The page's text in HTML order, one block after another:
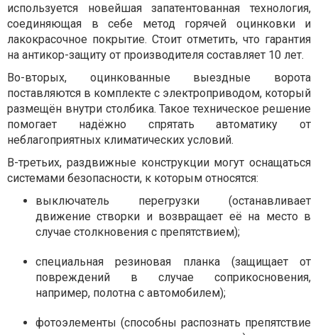
используется новейшая запатентованная технология,
соединяющая в себе метод горячей оцинковки и
лакокрасочное покрытие. Стоит отметить, что гарантия
на антикор-защиту от производителя составляет 10 лет.
Во-вторых, оцинкованные выездные ворота
поставляются в комплекте с электроприводом, который
размещён внутри столбика. Такое техническое решение
помогает надёжно спрятать автоматику от
неблагоприятных климатических условий.
В-третьих, раздвижные конструкции могут оснащаться
системами безопасности, к которым относятся:
выключатель перегрузки (останавливает
движение створки и возвращает её на место в
случае столкновения с препятствием);
специальная резиновая планка (защищает от
повреждений в случае соприкосновения,
например, полотна с автомобилем);
фотоэлементы (способны распознать препятствие